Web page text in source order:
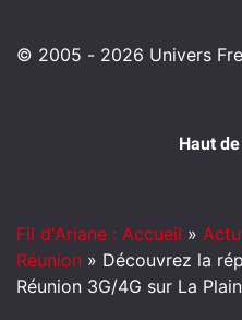
© 2005 - 2026 Univers
Haut
Fil d'Ariane : Accueil »
Réunion » Découvrez la
Réunion 3G/4G sur La